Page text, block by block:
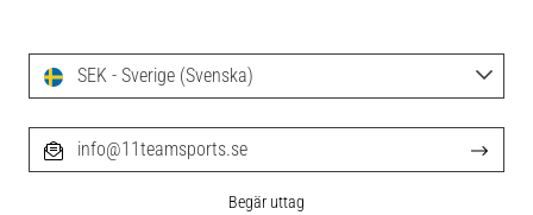
SEK - Sverige (Svenska)
info@11teamsports.se
Begär uttag